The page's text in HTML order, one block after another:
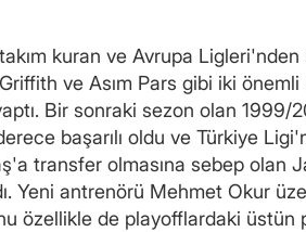
kuran ve Avrupa
ve Asım Pars gibi iki
Bir sonraki sezon olan
başarılı oldu ve Türkiye
transfer olmasına sebep olan
Yeni antrenörü Mehmet Okur
özellikle de playofflardaki üstün